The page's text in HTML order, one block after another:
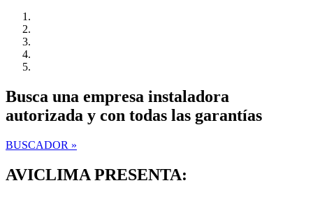
Busca una empresa instaladora
autorizada y con todas las garantías
BUSCADOR »
AVICLIMA PRESENTA: